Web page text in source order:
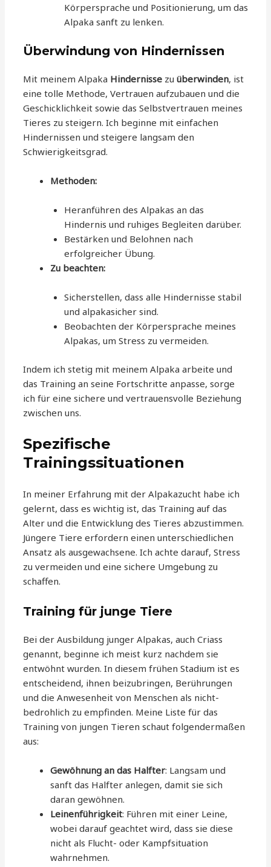
Körpersprache und Positionierung, um das
Alpaka sanft zu lenken.
Überwindung von Hindernissen
Mit meinem Alpaka Hindernisse zuüberwinden, ist
eine tolle Methode, Vertrauen aufzubauen und die
Geschicklichkeit sowie das Selbstvertrauen meines
Tieres zu steigern. Ich beginne mit einfachen
Hindernissen und steigere langsam den
Schwierigkeitsgrad.
Methoden:
Heranführen des Alpakas an das
Hindernis und ruhiges Begleiten darüber.
Bestärken und Belohnen nach
erfolgreicher Übung.
Zu beachten:
Sicherstellen, dass alle Hindernisse stabil
und alpakasicher sind.
Beobachten der Körpersprache meines
Alpakas, um Stress zu vermeiden.
Indem ich stetig mit meinem Alpaka arbeite und
das Training an seine Fortschritte anpasse, sorge
ich für eine sichere und vertrauensvolle Beziehung
zwischen uns.
Spezifische
Trainingssituationen
In meiner Erfahrung mit der Alpakazucht habe ich
gelernt, dass es wichtig ist, das Training auf das
Alter und die Entwicklung des Tieres abzustimmen.
Jüngere Tiere erfordern einen unterschiedlichen
Ansatz als ausgewachsene. Ich achte darauf, Stress
zu vermeiden und eine sichere Umgebung zu
schaffen.
Training für junge Tiere
Bei der Ausbildung junger Alpakas, auch Criass
genannt, beginne ich meist kurz nachdem sie
entwöhnt wurden. In diesem frühen Stadium ist es
entscheidend, ihnen beizubringen, Berührungen
und die Anwesenheit von Menschen als nicht-
bedrohlich zu empfinden. Meine Liste für das
Training von jungen Tieren schaut folgendermaßen
aus:
Gewöhnung an das Halfter: Langsam und
sanft das Halfter anlegen, damit sie sich
daran gewöhnen.
Leinenführigkeit: Führen mit einer Leine,
wobei darauf geachtet wird, dass sie diese
nicht als Flucht- oder Kampfsituation
wahrnehmen.